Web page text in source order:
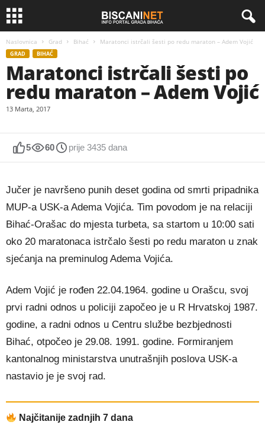
Naslovnica Grad Bihać Maratonci istrčali šesti po redu maraton – Adem Vojić
GRAD BIHAĆ
Maratonci istrčali šesti po
redu maraton – Adem Vojić
13 Marta, 2017
5 60 prije 3435 dana
Jučer je navršeno punih deset godina od smrti pripadnika
MUP-a USK-a Adema Vojića. Tim povodom je na relaciji
Bihać-Orašac do mjesta turbeta, sa startom u 10:00 sati
oko 20 maratonaca istrčalo šesti po redu maraton u znak
sjećanja na preminulog Adema Vojića.
Adem Vojić je rođen 22.04.1964. godine u Orašcu, svoj
prvi radni odnos u policiji započeo je u R Hrvatskoj 1987.
godine, a radni odnos u Centru službe bezbjednosti
Bihać, otpočeo je 29.08. 1991. godine. Formiranjem
kantonalnog ministarstva unutrašnjih poslova USK-a
nastavio je je svoj rad.
Najčitanije zadnjih 7 dana